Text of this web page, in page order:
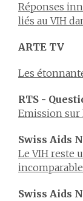
Réponses
liés au VIH
ARTE TV
Les
RTS -
Emission sur
Swiss Aids
Le VIH reste
incomparable
Swiss Aids